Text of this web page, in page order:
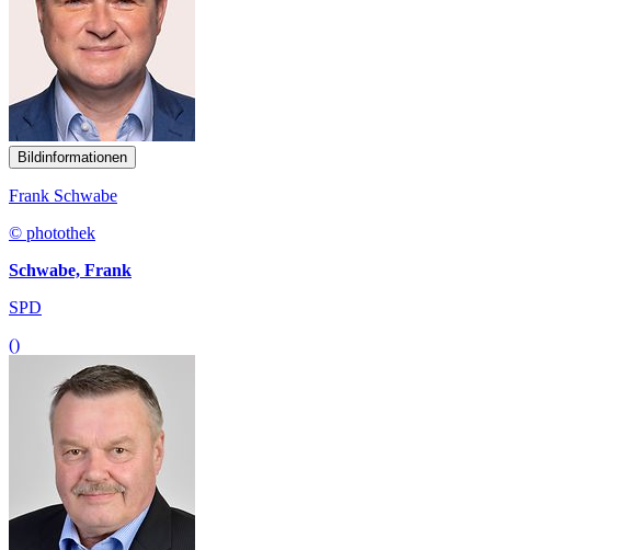
Bildinformationen
Frank Schwabe
© photothek
Schwabe, Frank
SPD
()